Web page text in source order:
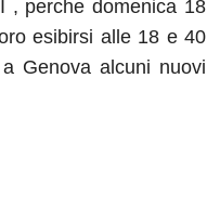
, perche domenica 18
esibirsi alle 18 e 40
Genova alcuni nuovi